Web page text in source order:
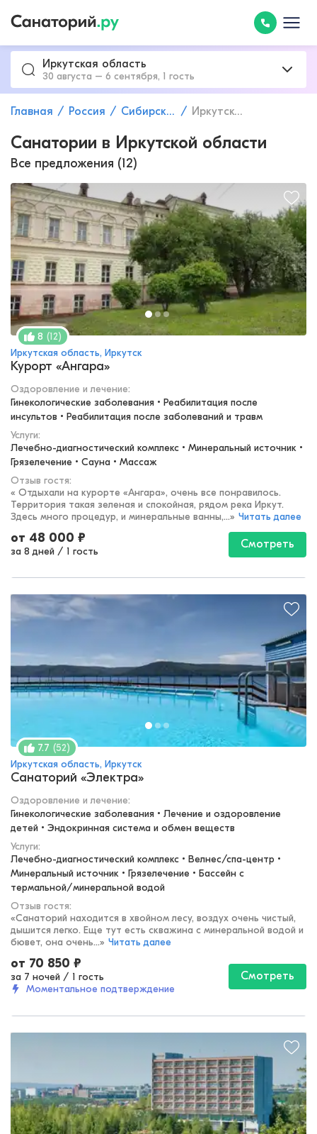
Иркутская область
30 августа – 6 сентября, 1 гость
Главная Россия Сибирский федеральный округ Иркутская область
Санатории в Иркутской области
Все предложения (12)
8 (12)
Иркутская область, Иркутск
Курорт «Ангара»
Оздоровление и лечение:
Гинекологические заболевания • Реабилитация после
инсультов • Реабилитация после заболеваний и травм
Услуги:
Лечебно-диагностический комплекс • Минеральный источник •
Грязелечение • Сауна • Массаж
Отзыв гостя:
« Отдыхали на курорте «Ангара», очень все понравилось.
Территория такая зеленая и спокойная, рядом река Иркут.
Здесь много процедур, и минеральные ванны,...» Читать далее
от 48 000 ₽
за 8 дней / 1 гость
Смотреть
7.7 (52)
Иркутская область, Иркутск
Санаторий «Электра»
Оздоровление и лечение:
Гинекологические заболевания • Лечение и оздоровление
детей • Эндокринная система и обмен веществ
Услуги:
Лечебно-диагностический комплекс • Велнес/спа-центр •
Минеральный источник • Грязелечение • Бассейн с
термальной/минеральной водой
Отзыв гостя:
«Санаторий находится в хвойном лесу, воздух очень чистый,
дышится легко. Еще тут есть скважина с минеральной водой и
бювет, она очень...» Читать далее
от 70 850 ₽
за 7 ночей / 1 гость
Моментальное подтверждение
Смотреть